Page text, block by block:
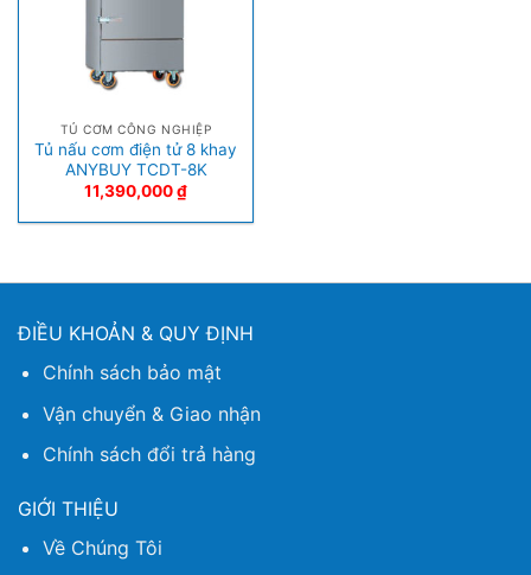
TỦ CƠM CÔNG NGHIỆP
Tủ nấu cơm điện tử 8 khay
ANYBUY TCDT-8K
11,390,000₫
ĐIỀU KHOẢN & QUY ĐỊNH
Chính sách bảo mật
Vận chuyển & Giao nhận
Chính sách đổi trả hàng
GIỚI THIỆU
Về Chúng Tôi